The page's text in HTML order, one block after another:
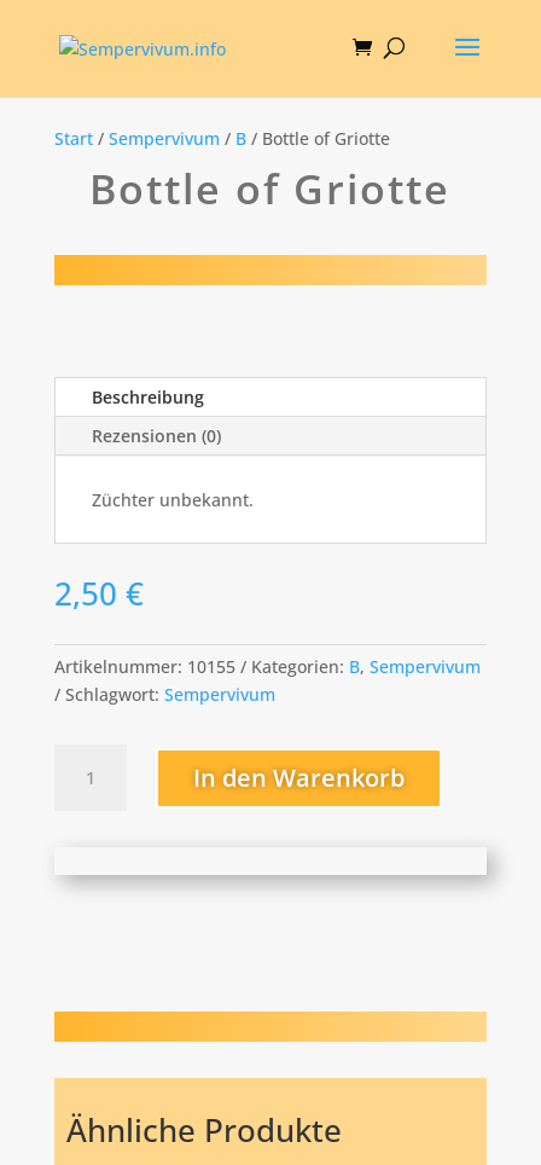
Start/ Sempervivum / B/ Bottle of Griotte
Bottle of Griotte
Beschreibung
Rezensionen (0)
Züchter unbekannt.
2,50 €
Artikelnummer: 10155 Kategorien: B, Sempervivum
Schlagwort: Sempervivum
In den Warenkorb
Ähnliche Produkte